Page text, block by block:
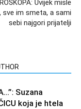
Uvijek misle
sve im smeta, a sami
sebi najgori prijatelji
Suzana
koja je htela